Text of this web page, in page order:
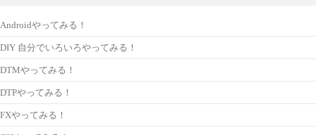
Androidやってみる！
DIY 自分でいろいろやってみる！
DTMやってみる！
DTPやってみる！
FXやってみる！